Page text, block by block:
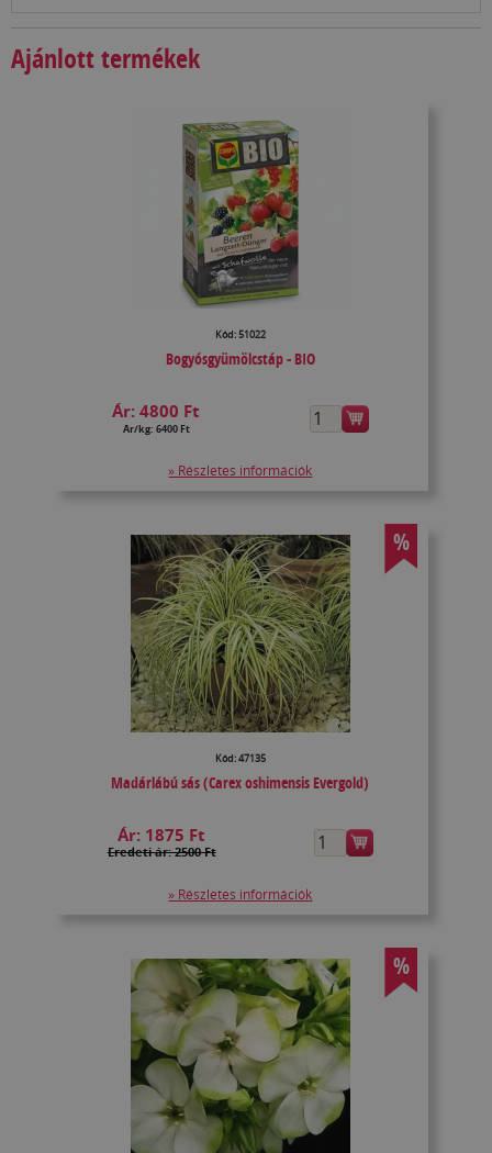
Ajánlott termékek
Kód: 51022
Bogyósgyümölcstáp - BIO
Ár:4800 Ft
Ár/kg: 6400 Ft
» Részletes információk
%
Kód: 47135
Madárlábú sás (Carex oshimensis Evergold)
Ár: 1875 Ft
Eredeti ár: 2500 Ft
» Részletes információk
%